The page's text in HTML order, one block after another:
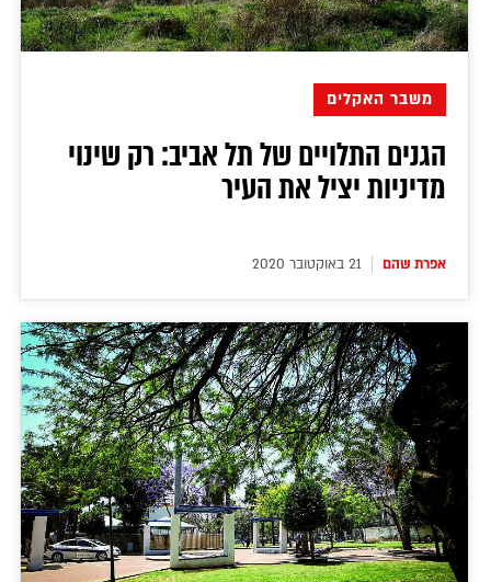
משבר האקלים
הגנים התלויים של תל אביב: רק שינוי
מדיניות יציל את העיר
אפרת שהם 21 באוקטובר 2020